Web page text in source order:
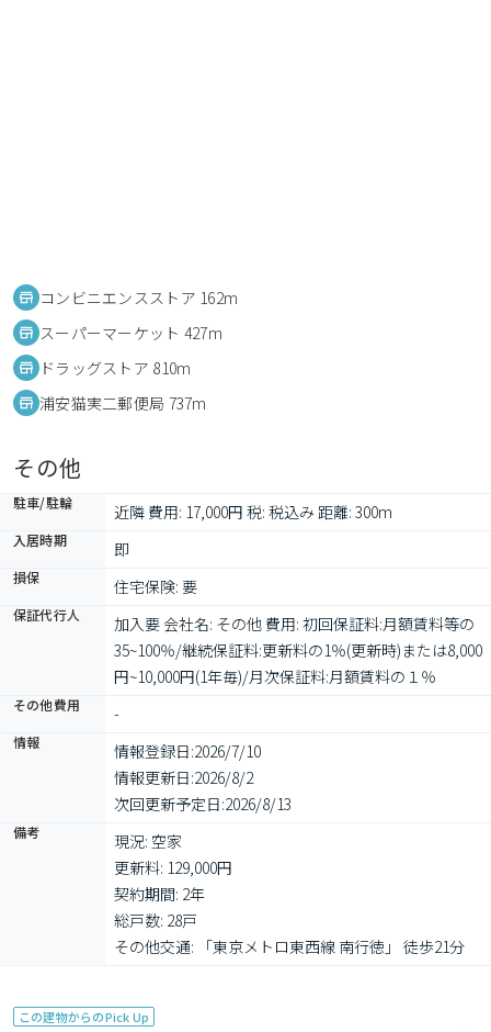
コンビニエンスストア 162m
スーパーマーケット 427m
ドラッグストア 810m
浦安猫実二郵便局 737m
その他
駐車/駐輪 近隣 費用: 17,000円 税: 税込み 距離: 300m
入居時期 即
損保 住宅保険: 要
保証代行人
加入要 会社名: その他 費用: 初回保証料:月額賃料等の
35~100％/継続保証料:更新料の1％(更新時)または8,000
円~10,000円(1年毎)/月次保証料:月額賃料の１％
その他費用 -
情報 情報登録日:2026/7/10
情報更新日:2026/8/2
次回更新予定日:2026/8/13
備考
現況: 空家
更新料: 129,000円
契約期間: 2年
総戸数: 28戸
その他交通: 「東京メトロ東西線 南行徳」 徒歩21分
この建物からのPick Up